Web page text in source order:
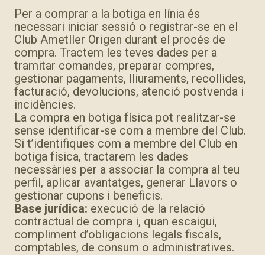
Per a comprar a la botiga en línia és
necessari iniciar sessió o registrar-se en el
Club Ametller Origen durant el procés de
compra. Tractem les teves dades per a
tramitar comandes, preparar compres,
gestionar pagaments, lliuraments, recollides,
facturació, devolucions, atenció postvenda i
incidències.
La compra en botiga física pot realitzar-se
sense identificar-se com a membre del Club.
Si t’identifiques com a membre del Club en
botiga física, tractarem les dades
necessàries per a associar la compra al teu
perfil, aplicar avantatges, generar Llavors o
gestionar cupons i beneficis.
Base jurídica: execució de la relació
contractual de compra i, quan escaigui,
compliment d’obligacions legals fiscals,
comptables, de consum o administratives.